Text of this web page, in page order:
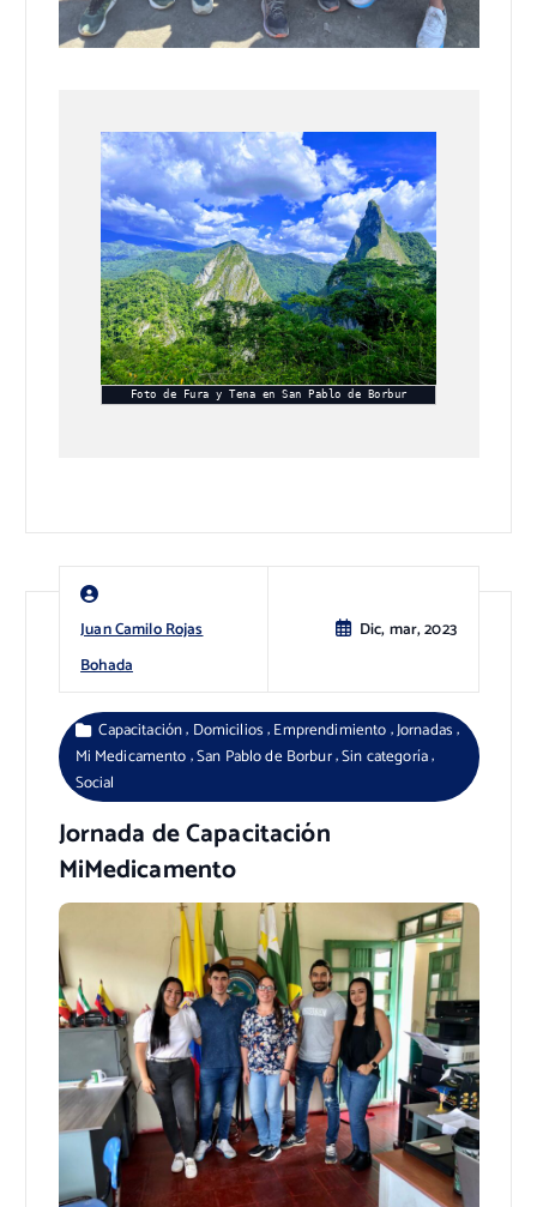
Foto de Fura y Tena en San Pablo de Borbur
Juan Camilo Rojas
Bohada
Dic, mar, 2023
Capacitación, Domicilios,Emprendimiento,Jornadas,
Mi Medicamento,San Pablo de Borbur,Sin categoría,
Social
Jornada de Capacitación
MiMedicamento